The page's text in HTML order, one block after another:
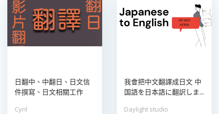
日翻中、中翻日、日文信
件撰寫、日文相關工作
Cyril
我會把中文翻譯成日文 中
国語を日本語に翻訳しま...
Daylight studio